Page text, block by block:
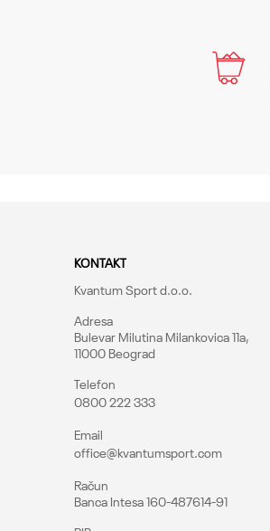
KONTAKT
Kvantum Sport d.o.o.
Adresa
Bulevar Milutina Milankovica 11a,
11000 Beograd
Telefon
0800 222 333
Email
office@kvantumsport.com
Račun
Banca Intesa 160-487614-91